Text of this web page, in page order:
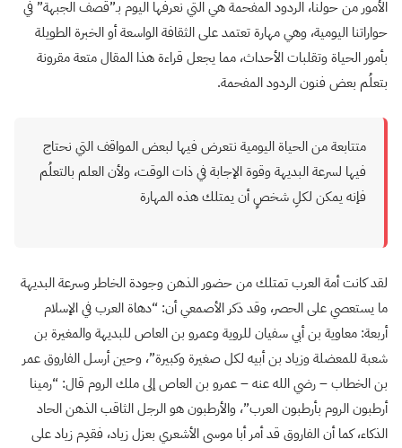
الأمور من حولنا، الردود المفحمة هي التي نعرفها اليوم بـ”قصف الجبهة” في
حواراتنا اليومية، وهي مهارة تعتمد على الثقافة الواسعة أو الخبرة الطويلة
بأمور الحياة وتقلبات الأحداث، مما يجعل قراءة هذا المقال متعة مقرونة
بتعلُم بعض فنون الردود المفحمة.
متتابعة من الحياة اليومية نتعرض فيها لبعض المواقف التي نحتاج
فيها لسرعة البديهة وقوة الإجابة في ذات الوقت، ولأن العلم بالتعلُم
فإنه يمكن لكلِ شخصٍ أن يمتلك هذه المهارة
لقد كانت أمة العرب تمتلك من حضور الذهن وجودة الخاطر وسرعة البديهة
ما يستعصي على الحصر، وقد ذكر الأصمعي أن: “دهاة العرب في الإسلام
أربعة: معاوية بن أبي سفيان للروية وعمرو بن العاص للبديهة والمغيرة بن
شعبة للمعضلة وزياد بن أبيه لكل صغيرة وكبيرة”، وحين أرسل الفاروق عمر
بن الخطاب – رضي الله عنه – عمرو بن العاص إلى ملك الروم قال: “رمينا
أرطبون الروم بأرطبون العرب”، والأرطبون هو الرجل الثاقب الذهن الحاد
الذكاء، كما أن الفاروق قد أمر أبا موسى الأشعري بعزل زياد، فقدِم زياد على